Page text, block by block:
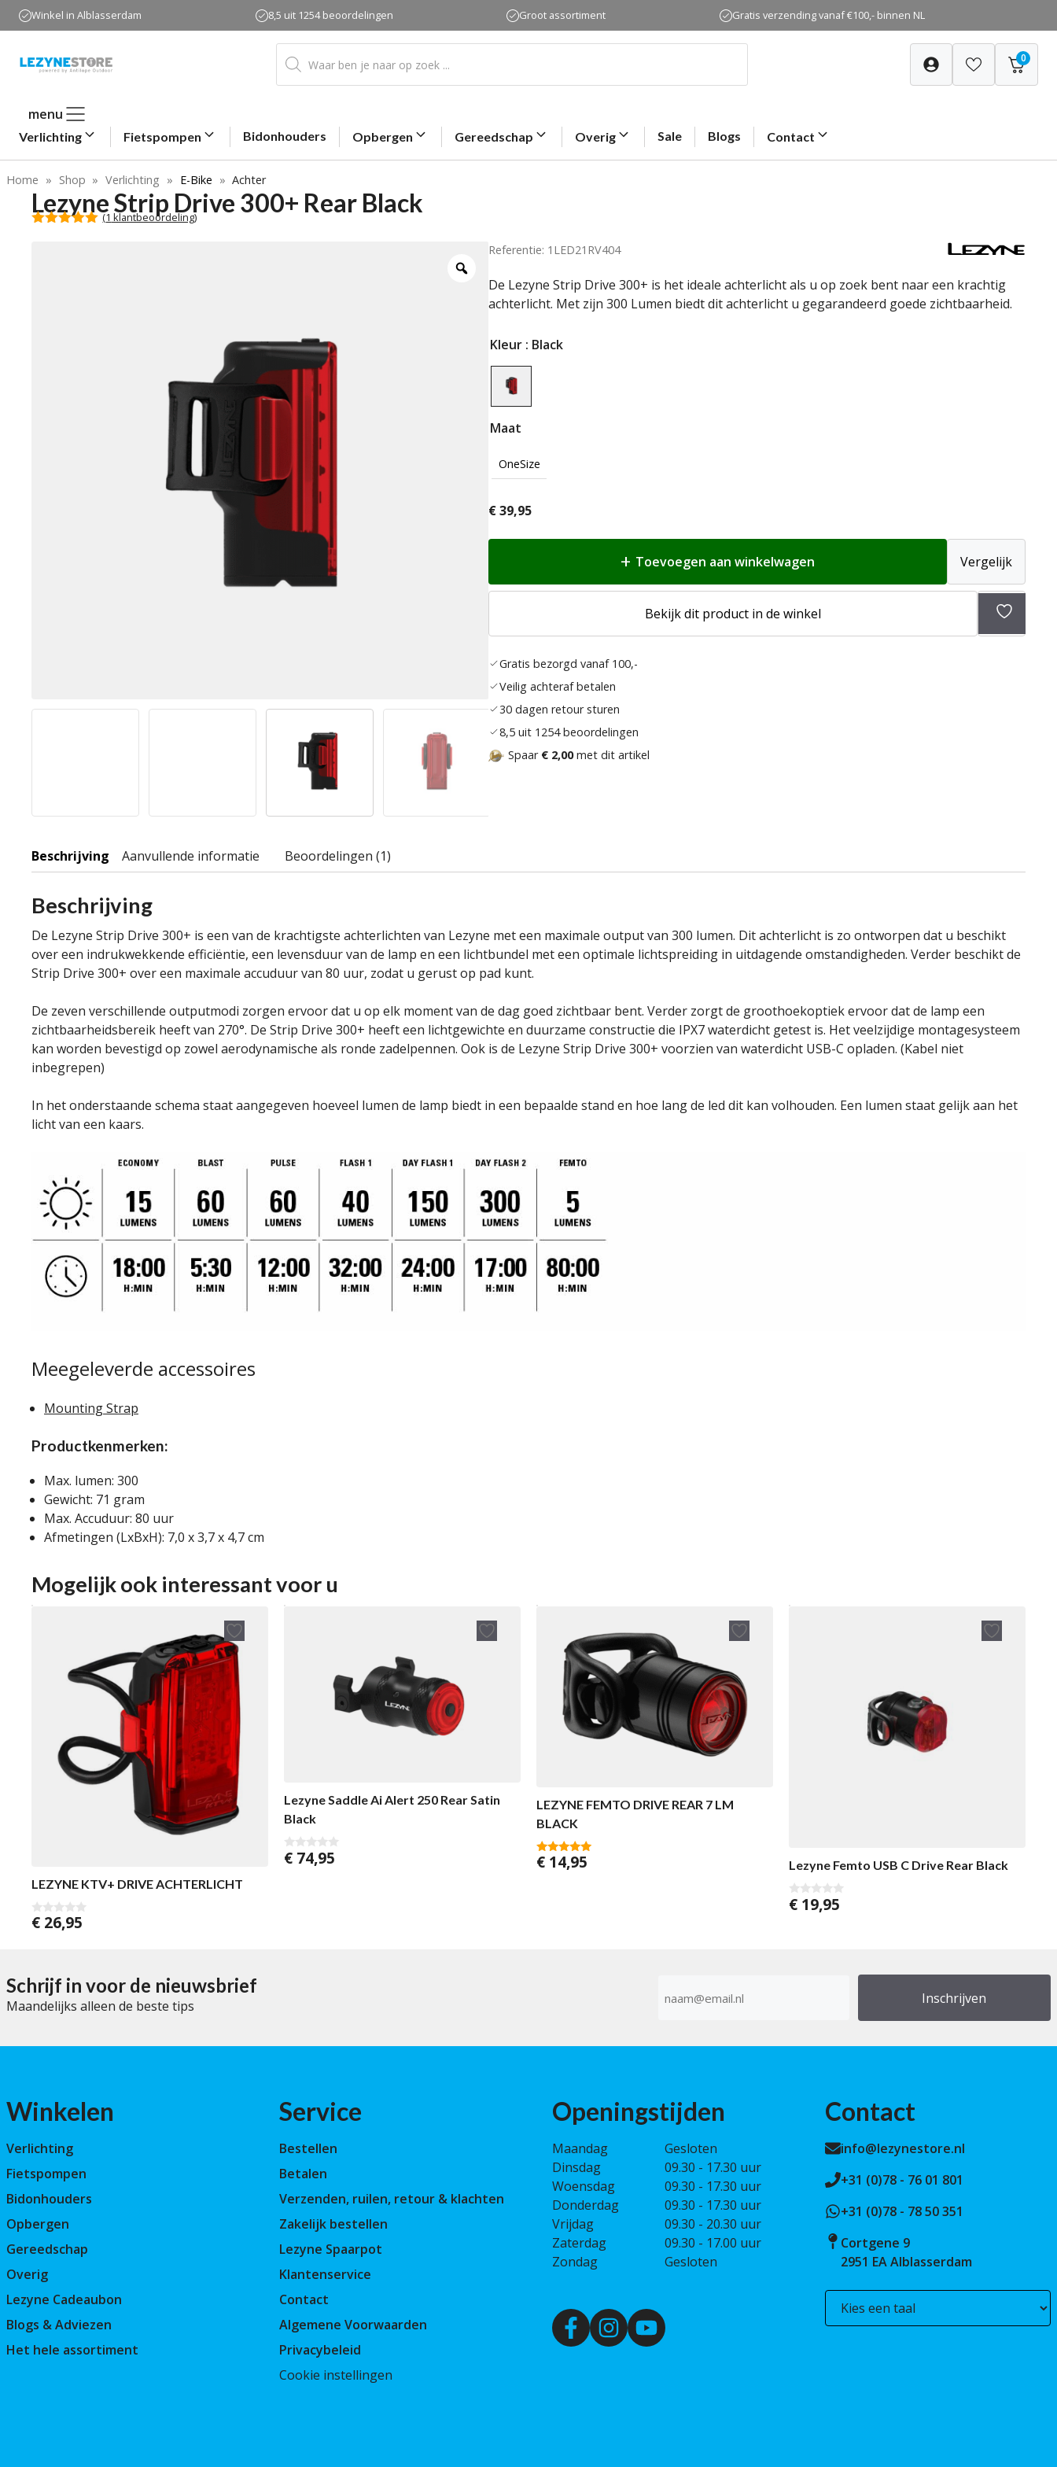
naar
inhoud
Winkel in Alblasserdam 8,5 uit 1254 beoordelingen Groot assortiment Gratis verzending vanaf €100,- binnen NL
Producten
zoeken 0
menu
Verlichting Fietspompen Bidonhouders Opbergen Gereedschap Overig Sale Blogs Contact
Home » Shop » Verlichting » E-Bike » Achter
Lezyne Strip Drive 300+ Rear Black
(1 klantbeoordeling)
Referentie: 1LED21RV404
De Lezyne Strip Drive 300+ is het ideale achterlicht als u op zoek bent naar een krachtig
achterlicht. Met zijn 300 Lumen biedt dit achterlicht u gegarandeerd goede zichtbaarheid.
Kleur : Black
Maat
OneSize
€39,95
Toevoegen aan winkelwagen Vergelijk
Bekijk dit product in de winkel
Gratis bezorgd vanaf 100,-
Veilig achteraf betalen
30 dagen retour sturen
8,5 uit 1254 beoordelingen
Spaar € 2,00met dit artikel
Beschrijving Aanvullende informatie Beoordelingen (1)
Beschrijving
De Lezyne Strip Drive 300+ is een van de krachtigste achterlichten van Lezyne met een maximale output van 300 lumen. Dit achterlicht is zo ontworpen dat u beschikt
over een indrukwekkende efficiëntie, een levensduur van de lamp en een lichtbundel met een optimale lichtspreiding in uitdagende omstandigheden. Verder beschikt de
Strip Drive 300+ over een maximale accuduur van 80 uur, zodat u gerust op pad kunt.
De zeven verschillende outputmodi zorgen ervoor dat u op elk moment van de dag goed zichtbaar bent. Verder zorgt de groothoekoptiek ervoor dat de lamp een
zichtbaarheidsbereik heeft van 270°. De Strip Drive 300+ heeft een lichtgewichte en duurzame constructie die IPX7 waterdicht getest is. Het veelzijdige montagesysteem
kan worden bevestigd op zowel aerodynamische als ronde zadelpennen. Ook is de Lezyne Strip Drive 300+ voorzien van waterdicht USB-C opladen. (Kabel niet
inbegrepen)
In het onderstaande schema staat aangegeven hoeveel lumen de lamp biedt in een bepaalde stand en hoe lang de led dit kan volhouden. Een lumen staat gelijk aan het
licht van een kaars.
Meegeleverde accessoires
Mounting Strap
Productkenmerken:
Max. lumen: 300
Gewicht: 71 gram
Max. Accuduur: 80 uur
Afmetingen (LxBxH): 7,0 x 3,7 x 4,7 cm
Mogelijk ook interessant voor u
LEZYNE KTV+ DRIVE ACHTERLICHT
0
€ 26,95
Lezyne Saddle Ai Alert 250 Rear Satin
Black
0
v
€ 74,95
LEZYNE FEMTO DRIVE REAR 7 LM
BLACK
5.00
€ 14,95 Lezyne Femto USB C Drive Rear Black
0
v
€ 19,95
Schrijf in voor de nieuwsbrief
Maandelijks alleen de beste tips
mailadres
Winkelen
Verlichting
Fietspompen
Bidonhouders
Opbergen
Gereedschap
Overig
Lezyne Cadeaubon
Blogs & Adviezen
Het hele assortiment
Service
Bestellen
Betalen
Verzenden, ruilen, retour & klachten
Zakelijk bestellen
Lezyne Spaarpot
Klantenservice
Contact
Algemene Voorwaarden
Privacybeleid
Cookie instellingen
Openingstijden
Maandag
Gesloten
Dinsdag
09.30 - 17.30 uur
Woensdag
09.30 - 17.30 uur
Donderdag
09.30 - 17.30 uur
Vrijdag
09.30 - 20.30 uur
Zaterdag
09.30 - 17.00 uur
Zondag
Gesloten
Contact
info@lezynestore.nl
+31 (0)78 - 76 01 801
+31 (0)78 - 78 50 351
Cortgene 9
2951 EA Alblasserdam